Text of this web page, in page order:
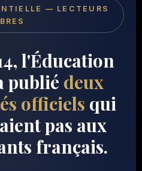
— LECTEURS
l'Éducation
publié deux
officiels qui
pas aux
français.